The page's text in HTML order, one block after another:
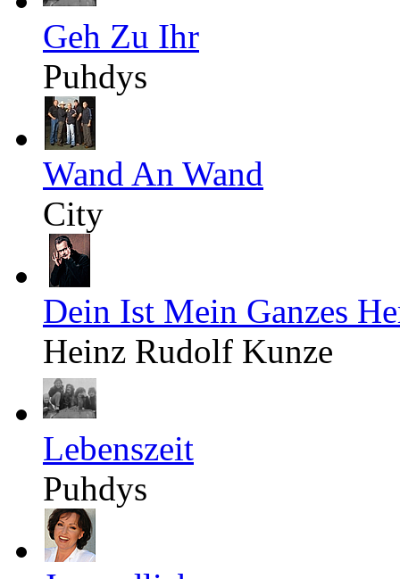
Geh Zu Ihr
Puhdys
Wand An Wand
City
Dein Ist Mein Ganzes
Heinz Rudolf Kunze
Lebenszeit
Puhdys